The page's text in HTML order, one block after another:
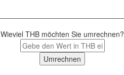
Wieviel THB möchten Sie umrechnen?